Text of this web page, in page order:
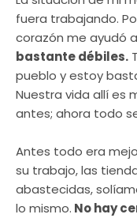
fuera trabajando.
corazón me ayudó
bastante débiles.
pueblo y estoy
Nuestra vida allí es
antes; ahora todo
Antes todo era
su trabajo, las
abastecidas,
lo mismo. No hay